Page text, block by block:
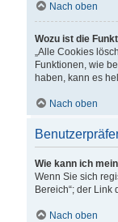
Nach oben
Wozu ist die
„Alle Cookies
Funktionen, wie
haben, kann es
Nach oben
Wie kann ich
Wenn Sie sich
Bereich“; der
Nach oben